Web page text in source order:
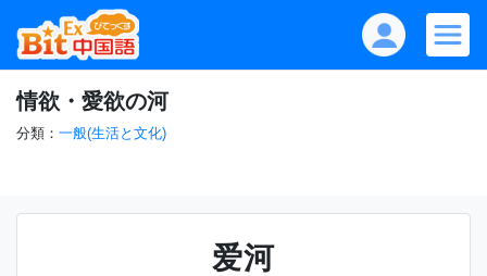
情欲・愛欲の河
分類： 一般(生活と文化)
爱河